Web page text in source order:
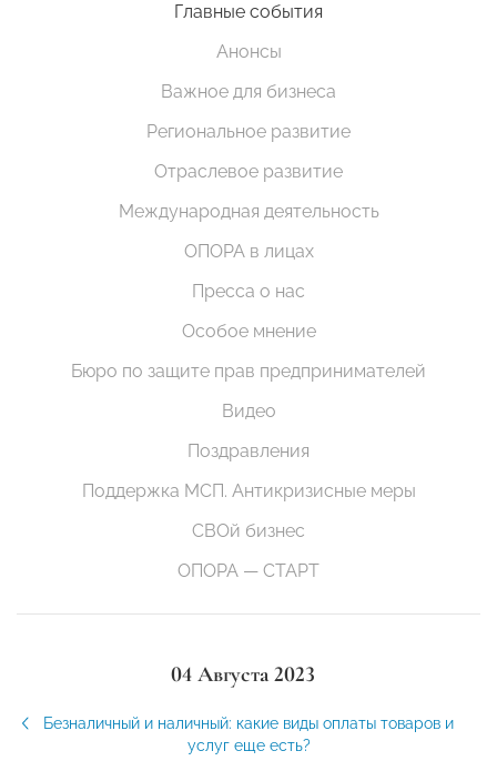
Главные события
Анонсы
Важное для бизнеса
Региональное развитие
Отраслевое развитие
Международная деятельность
ОПОРА в лицах
Пресса о нас
Особое мнение
Бюро по защите прав предпринимателей
Видео
Поздравления
Поддержка МСП. Антикризисные меры
СВОй бизнес
ОПОРА — СТАРТ
04 Августа 2023
Безналичный и наличный: какие виды оплаты товаров и
услуг еще есть?